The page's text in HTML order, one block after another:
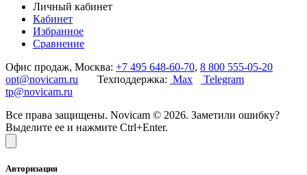
Личный кабинет
Кабинет
Избранное
Сравнение
Офис продаж, Москва: +7 495 648-60-70, 8 800 555-05-20
opt@novicam.ru Техподдержка: Max
Telegram
tp@novicam.ru
Все права защищены. Novicam © 2026. Заметили ошибку?
Выделите ее и нажмите Ctrl+Enter.
Авторизация